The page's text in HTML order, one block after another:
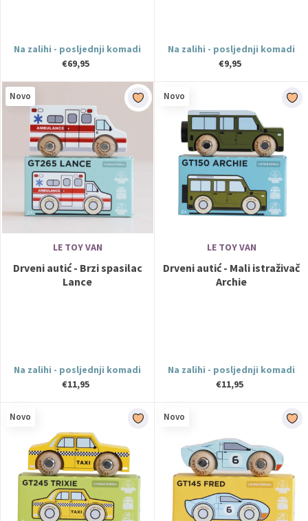
Na zalihi - posljednji komadi
€69,95
Na zalihi - posljednji komadi
€9,95
Novo
LE TOY VAN
Drveni autić - Brzi spasilac
Lance
Na zalihi - posljednji komadi
€11,95
Novo
LE TOY VAN
Drveni autić - Mali istraživač
Archie
Na zalihi - posljednji komadi
€11,95
Novo Novo